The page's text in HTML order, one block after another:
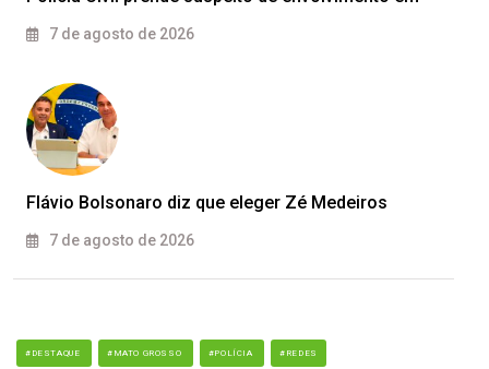
7 de agosto de 2026
Flávio Bolsonaro diz que eleger Zé Medeiros
7 de agosto de 2026
#DESTAQUE #MATO GROSSO #POLÍCIA #REDES